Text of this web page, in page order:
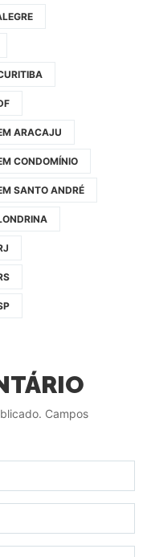
ARACAJU
CONDOMÍNIO
SANTO ANDRÉ
Campos